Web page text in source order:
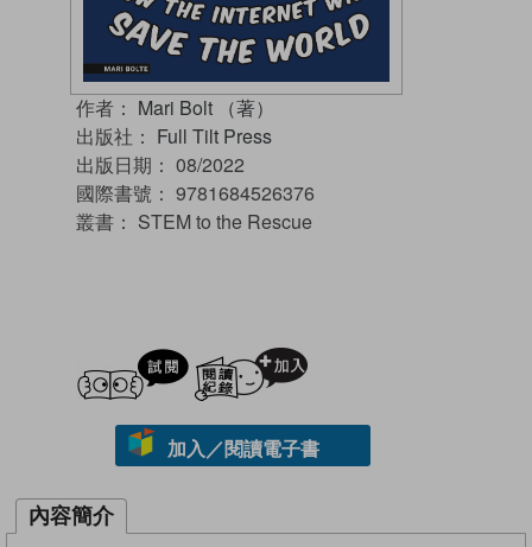
作者： Mari Bolt （著）
出版社： Full Tilt Press
出版日期： 08/2022
國際書號： 9781684526376
叢書： STEM to the Rescue
試閲
加入／閱讀電子書
內容簡介